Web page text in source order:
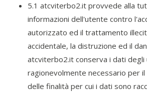
5.1 atcviterbo2.it provvede alla
informazioni dell'utente contro
autorizzato ed il trattamento
accidentale, la distruzione ed il
atcviterbo2.it conserva i dati
ragionevolmente necessario per
delle finalità per cui i dati sono